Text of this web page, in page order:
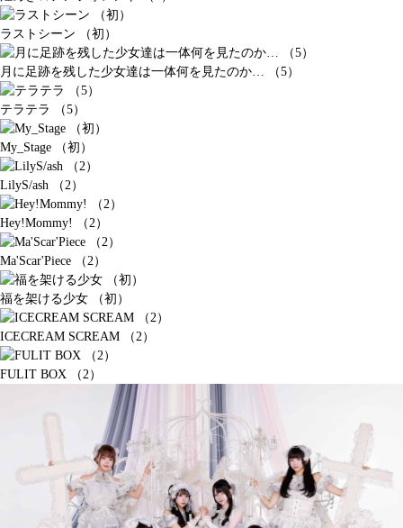
ラストシーン （初）
月に足跡を残した少女達は一体何を見たのか… （5）
テラテラ （5）
My_Stage （初）
LilyS/ash （2）
Hey!Mommy! （2）
Ma'Scar'Piece （2）
福を架ける少女 （初）
ICECREAM SCREAM （2）
FULIT BOX （2）